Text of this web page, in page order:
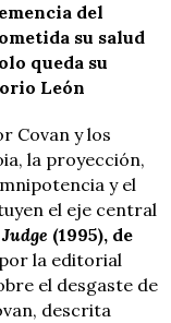
del
su salud
queda su
León
Covan y los
la proyección,
y el
el eje central
(1995), de
la editorial
el desgaste de
descrita